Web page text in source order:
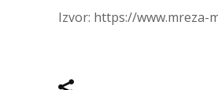
Izvor: https://www.mreza-